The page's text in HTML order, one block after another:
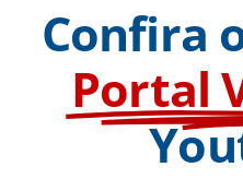
Confira
Portal